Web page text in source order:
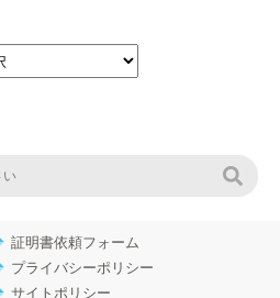
証明書依頼フォーム
プライバシーポリシー
サイトポリシー